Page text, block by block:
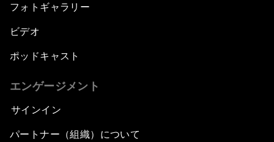
フォトギャラリー
ビデオ
ポッドキャスト
エンゲージメント
サインイン
パートナー（組織）について